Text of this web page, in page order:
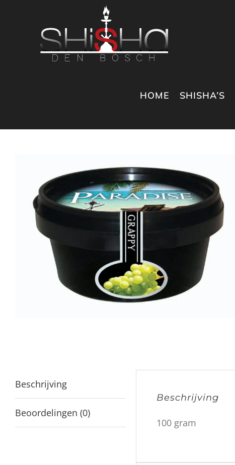
HOME SHISHA’S
Beschrijving
Beoordelingen (0)
Beschrijving
100 gram